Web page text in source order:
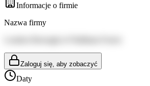
Informacje o firmie
Nazwa firmy
Zaloguj się, aby zobaczyć
Daty